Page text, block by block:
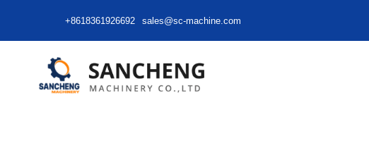
+8618361926692 sales@sc-machine.com